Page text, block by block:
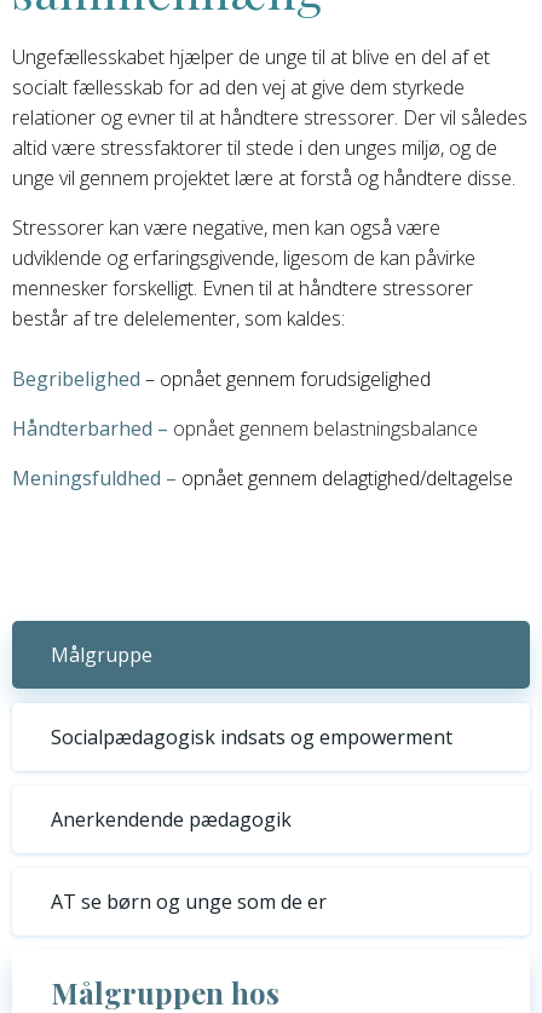
Ungefællesskabet hjælper de unge til at blive en del af et
socialt fællesskab for ad den vej at give dem styrkede
relationer og evner til at håndtere stressorer. Der vil således
altid være stressfaktorer til stede i den unges miljø, og de
unge vil gennem projektet lære at forstå og håndtere disse.
Stressorer kan være negative, men kan også være
udviklende og erfaringsgivende, ligesom de kan påvirke
mennesker forskelligt. Evnen til at håndtere stressorer
består af tre delelementer, som kaldes:
Begribelighed – opnået gennem forudsigelighed
Håndterbarhed – opnået gennem belastningsbalance
Meningsfuldhed – opnået gennem delagtighed/deltagelse
Målgruppe
Socialpædagogisk indsats og empowerment
Anerkendende pædagogik
AT se børn og unge som de er
Målgruppen hos